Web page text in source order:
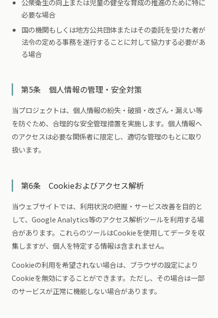
公衆衛生の向上または児童の健全な育成の推進のために特に
必要な場合
国の機関もしくは地方公共団体またはその委託を受けた者が
法令の定める事務を遂行することに対して協力する必要があ
る場合
第5条 個人情報の管理・安全対策
当プロジェクトは、個人情報の紛失・破損・改ざん・漏えい等
を防ぐため、合理的な安全管理措置を実施します。個人情報へ
のアクセスは必要な関係者に限定し、適切な管理のもとに取り
扱います。
第6条 Cookieおよびアクセス解析
当ウェブサイトでは、利用状況の把握・サービス改善を目的と
して、Google Analytics等のアクセス解析ツールを利用する場
合があります。これらのツールはCookieを使用してデータを収
集しますが、個人を特定する情報は含まれません。
Cookieの利用を希望されない場合は、ブラウザの設定により
Cookieを無効にすることができます。ただし、その場合は一部
のサービスが正常に機能しない場合があります。